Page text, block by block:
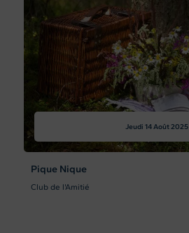
Jeudi 14Août 2025
Pique Nique
Club de l'Amitié